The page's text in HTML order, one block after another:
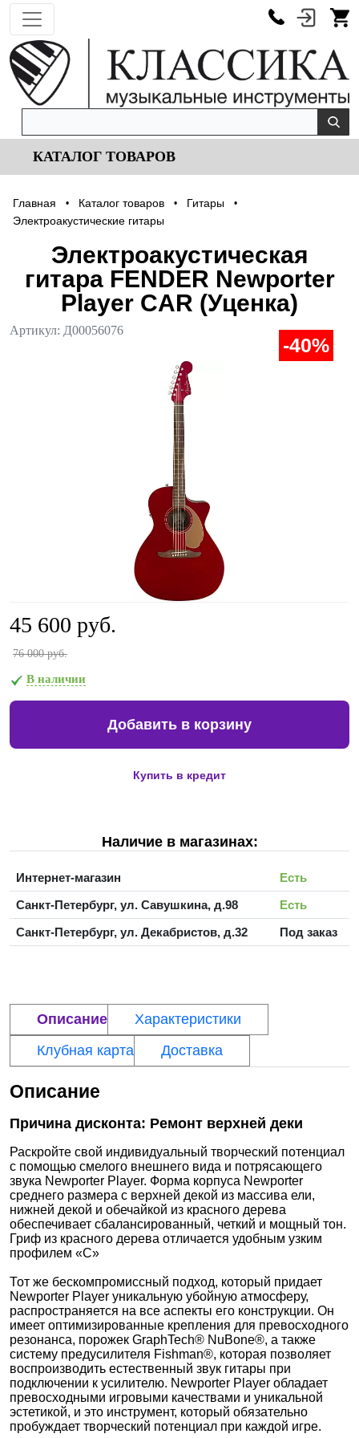
КАТАЛОГ ТОВАРОВ
Главная • Каталог товаров • Гитары •
Электроакустические гитары
Электроакустическая
гитара FENDER Newporter
Player CAR (Уценка)
Артикул: Д00056076
-40%
45 600 руб.
76 000 руб.
В наличии
Добавить в корзину
Купить в кредит
Наличие в магазинах:
Интернет-магазин
Есть
Санкт-Петербург, ул. Савушкина, д.98
Есть
Санкт-Петербург, ул. Декабристов, д.32
Под заказ
Описание
Характеристики
Клубная карта
Доставка
Описание
Причина дисконта: Ремонт верхней деки
Раскройте свой индивидуальный творческий потенциал
с помощью смелого внешнего вида и потрясающего
звука Newporter Player. Форма корпуса Newporter
среднего размера с верхней декой из массива ели,
нижней декой и обечайкой из красного дерева
обеспечивает сбалансированный, четкий и мощный тон.
Гриф из красного дерева отличается удобным узким
профилем «C»
Тот же бескомпромиссный подход, который придает
Newporter Player уникальную убойную атмосферу,
распространяется на все аспекты его конструкции. Он
имеет оптимизированные крепления для превосходного
резонанса, порожек GraphTech® NuBone®, а также
систему предусилителя Fishman®, которая позволяет
воспроизводить естественный звук гитары при
подключении к усилителю. Newporter Player обладает
превосходными игровыми качествами и уникальной
эстетикой, и это инструмент, который обязательно
пробуждает творческий потенциал при каждой игре.